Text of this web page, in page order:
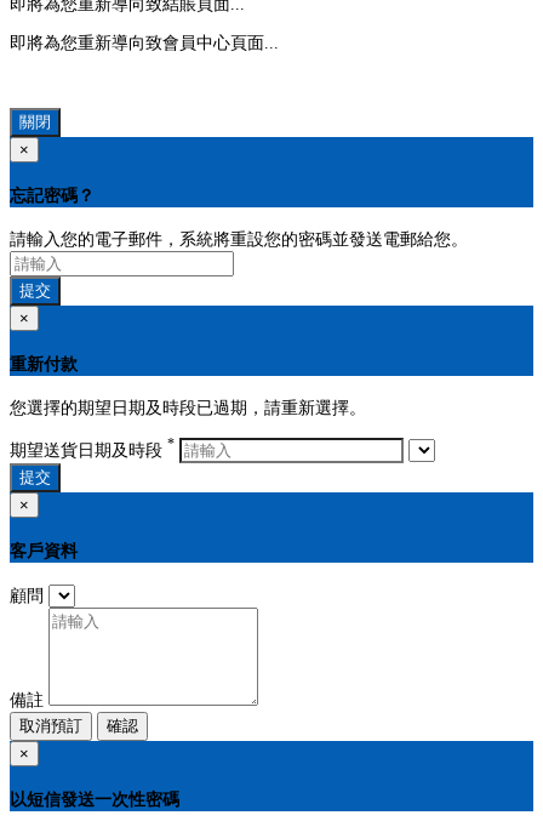
即將為您重新導向致結賬頁面...
即將為您重新導向致會員中心頁面...
關閉
×
忘記密碼？
請輸入您的電子郵件，系統將重設您的密碼並發送電郵給您。
提交
×
重新付款
您選擇的期望日期及時段已過期，請重新選擇。
期望送貨日期及時段 *
提交
×
客戶資料
顧問
備註
取消預訂
確認
×
以短信發送一次性密碼